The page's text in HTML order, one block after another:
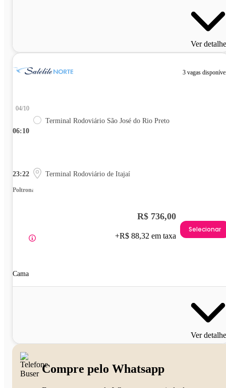
Ver
3 vagas
06:10
04/10
Terminal Rodoviário São José do Rio Preto
23:22 Terminal Rodoviário de Itajaí
Poltrona
Cama
R$ 736,00
+R$ 88,32 em taxa
Selecionar
Ver
Compre pelo Whatsapp